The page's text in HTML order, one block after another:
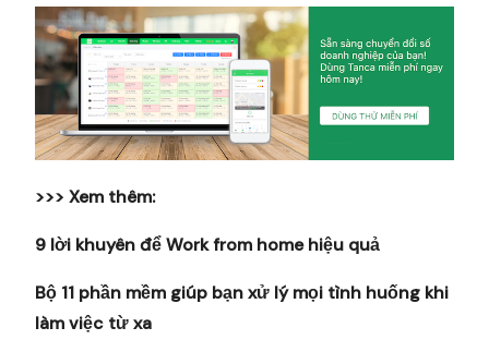
>>> Xem thêm:
9 lời khuyên để Work from home hiệu quả
Bộ 11 phần mềm giúp bạn xử lý mọi tình huống khi
làm việc từ xa